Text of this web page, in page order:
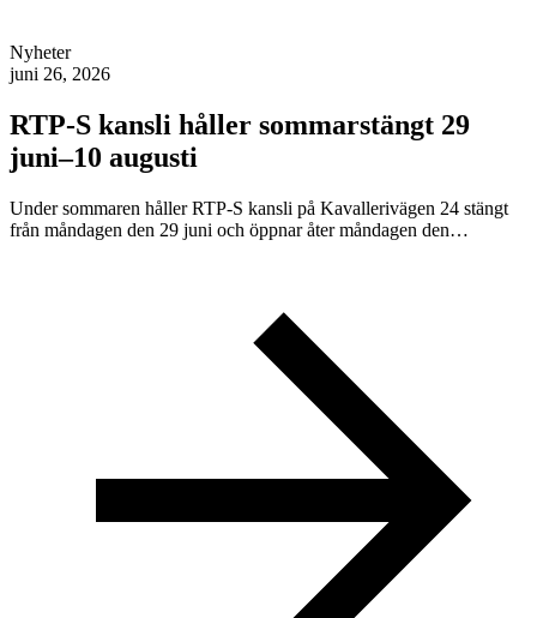
Nyheter
juni 26, 2026
RTP-S kansli håller sommarstängt 29
juni–10 augusti
Under sommaren håller RTP-S kansli på Kavallerivägen 24 stängt
från måndagen den 29 juni och öppnar åter måndagen den…